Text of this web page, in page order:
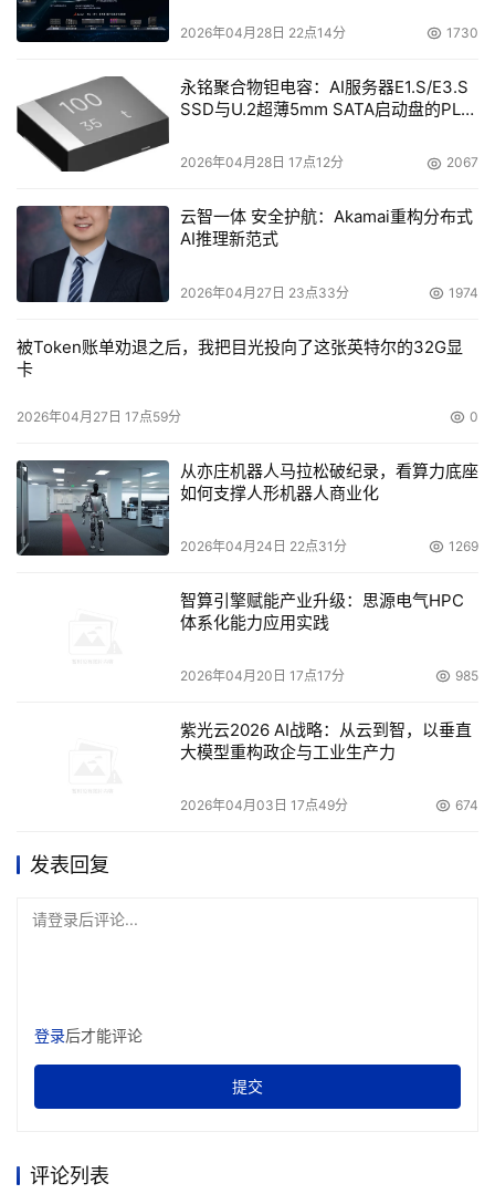
希望能达到20%到30%。
DoSTOR：你们的存储合作伙伴都比较奇怪，腾保是做
带库的，Intransa是做IP SAN的，你们有没有详细的存储
业务发展规划，你们怎么定位在存储发展上的蓝图？
定位是作为一个很全面的解决方案去提供给客户。我们提供
全面的在线、近线、离线的产品。不管是存储，还是网络安
全，我们对某个单一技术是非常支持的。在某个单一技术我
解决方案。客户挑选群柏数码的整套方案。
DoSTOR：现在带库，光纤，IP SAN你们都有了，你们
钟明辉：我们会往软件方面去开发一些东西。
认为大陆的用户和香港的用户在选购存储产品的时候需求有
用户。香港比较多的是中小企业用户。香港的接受程度会快
一点。大陆我们推的是行业用户，行业用户接受新产品需要
一段时间。
2026年04月28日 22点14分 1730
永铭聚合物钽电容：AI服务器E1.S/E3.S
SSD与U.2超薄5mm SATA启动盘的PLP
2026年04月28日 17点12分 2067
云智一体 安全护航：Akamai重构分布式
AI推理新范式
2026年04月27日 23点33分 1974
被Token账单劝退之后，我把目光投向了这张英特尔的32G显
卡
2026年04月27日 17点59分 0
从亦庄机器人马拉松破纪录，看算力底座
如何支撑人形机器人商业化
2026年04月24日 22点31分 1269
智算引擎赋能产业升级：思源电气HPC
体系化能力应用实践
2026年04月20日 17点17分 985
紫光云2026 AI战略：从云到智，以垂直
大模型重构政企与工业生产力
2026年04月03日 17点49分 674
发表回复
请登录后评论...
登录后才能评论
提交
评论列表